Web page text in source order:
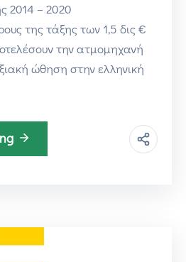
2014 – 2020
της τάξης των 1,5 δις €
την ατμομηχανή
ώθηση στην ελληνική